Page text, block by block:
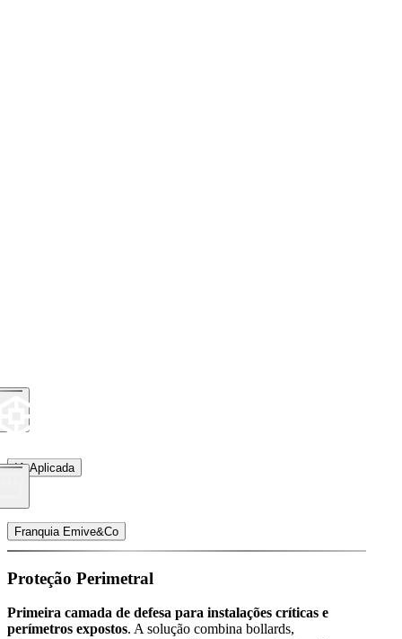
IA Aplicada
Franquia Emive&Co
Proteção Perimetral
Primeira camada de defesa para instalações críticas e
perímetros expostos. A solução combina bollards,